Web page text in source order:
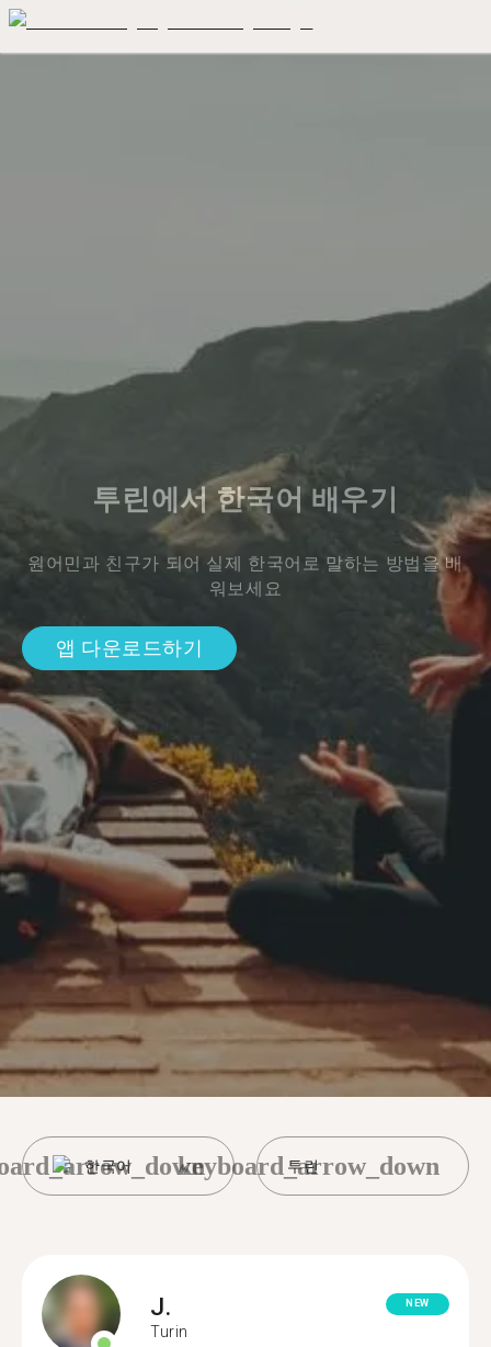
투린에서 한국어 배우기
원어민과 친구가 되어 실제 한국어로 말하는 방법을 배
워보세요
앱 다운로드하기
한국어 투린
keyboard_arrow_down
J.
Turin
NEW